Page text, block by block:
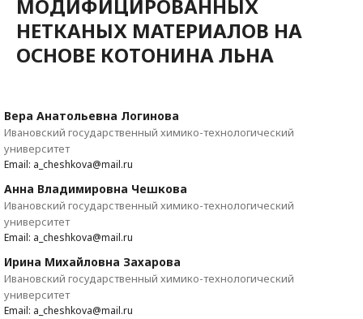
МОДИФИЦИРОВАННЫХ
НЕТКАНЫХ МАТЕРИАЛОВ НА
ОСНОВЕ КОТОНИНА ЛЬНА
Вера Анатольевна Логинова
Ивановский государственный химико-технологический
университет
Email: a_cheshkova@mail.ru
Анна Владимировна Чешкова
Ивановский государственный химико-технологический
университет
Email: a_cheshkova@mail.ru
Ирина Михайловна Захарова
Ивановский государственный химико-технологический
университет
Email: a_cheshkova@mail.ru